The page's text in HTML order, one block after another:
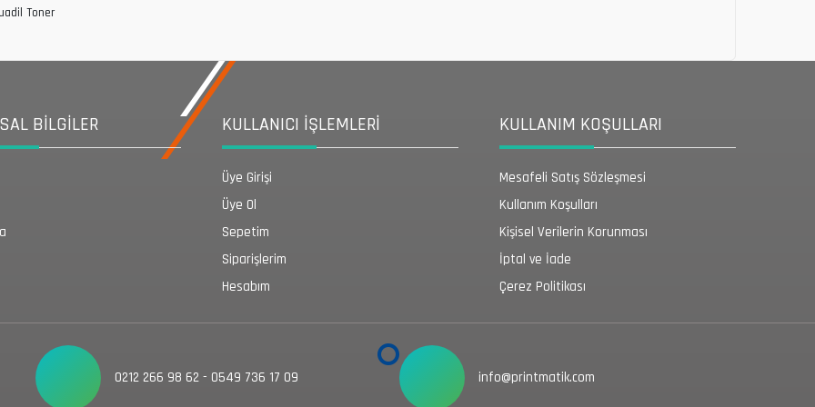
Toner
BİLGİLER KULLANICI İŞLEMLERİ
Üye Girişi
Üye Ol
Sepetim
Siparişlerim
Hesabım
KULLANIM KOŞULLARI
Mesafeli Satış Sözleşmesi
Kullanım Koşulları
Kişisel Verilerin Korunması
İptal ve İade
Çerez Politikası
0212 266 98 62 - 0549 736 17 09 info@printmatik.com